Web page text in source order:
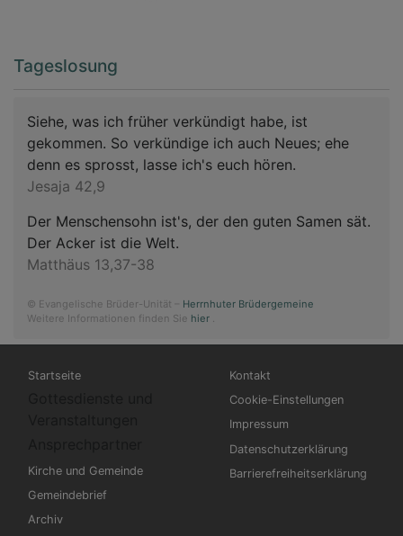
Tageslosung
Siehe, was ich früher verkündigt habe, ist
gekommen. So verkündige ich auch Neues; ehe
denn es sprosst, lasse ich's euch hören.
Jesaja 42,9
Der Menschensohn ist's, der den guten Samen sät.
Der Acker ist die Welt.
Matthäus 13,37-38
© Evangelische Brüder-Unität – Herrnhuter Brüdergemeine
Weitere Informationen finden Sie hier
Hauptnavigation
Startseite
Kirche und Gemeinde
Gemeindebrief
Archiv
Fußbereichsmenü
Kontakt
Cookie-Einstellungen
Impressum
Datenschutzerklärung
Barrierefreiheitserklärung